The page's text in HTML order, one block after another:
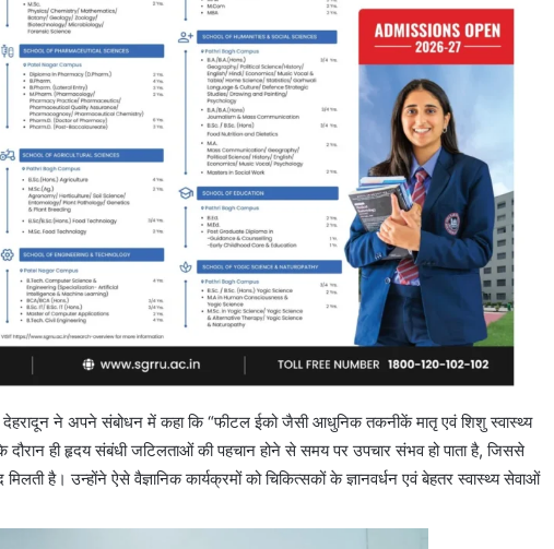
देहरादून ने अपने संबोधन में कहा कि “फीटल ईको जैसी आधुनिक तकनीकें मातृ एवं शिशु स्वास्थ्य
दौरान ही हृदय संबंधी जटिलताओं की पहचान होने से समय पर उपचार संभव हो पाता है, जिससे
है। उन्होंने ऐसे वैज्ञानिक कार्यक्रमों को चिकित्सकों के ज्ञानवर्धन एवं बेहतर स्वास्थ्य सेवाओं